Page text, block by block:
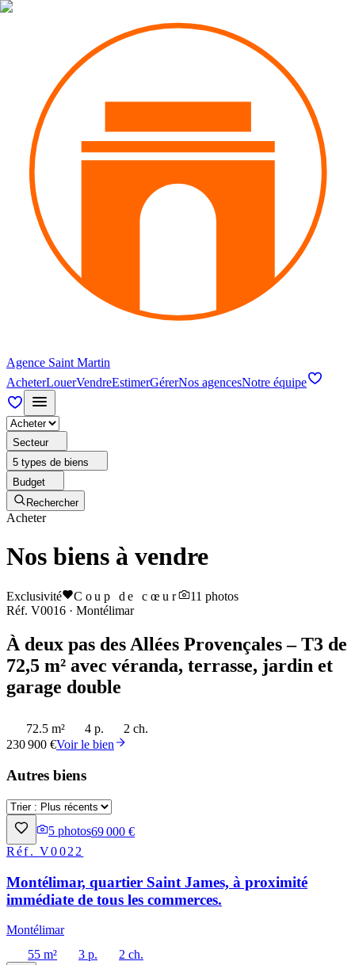
Agence Saint Martin
AcheterLouerVendreEstimerGérerNos agencesNotre équipe
Secteur
5 types de biens
Budget
Rechercher
Acheter
Nos biens à vendre
Exclusivité Coup de cœur 11 photos
Réf. V0016 · Montélimar
À deux pas des Allées Provençales – T3 de
72,5 m² avec véranda, terrasse, jardin et
garage double
72.5 m² 4 p.
2 ch.
230 900 €Voir le bien
Autres biens
5 photos69 000 €
Réf.V0022
Montélimar, quartier Saint James, à proximité
immédiate de tous les commerces.
Montélimar
55 m²
3 p.
2 ch.